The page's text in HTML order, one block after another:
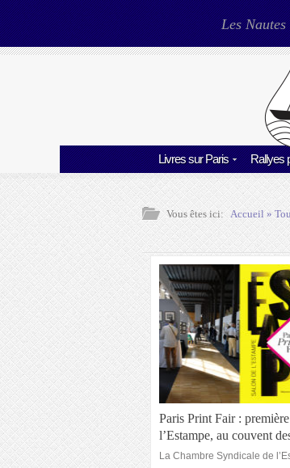
Les
Livres sur Paris Rallyes
Vous êtes ici: Accueil»
Paris Print Fair :
l’Estampe, au couvent
La Chambre Syndicale de